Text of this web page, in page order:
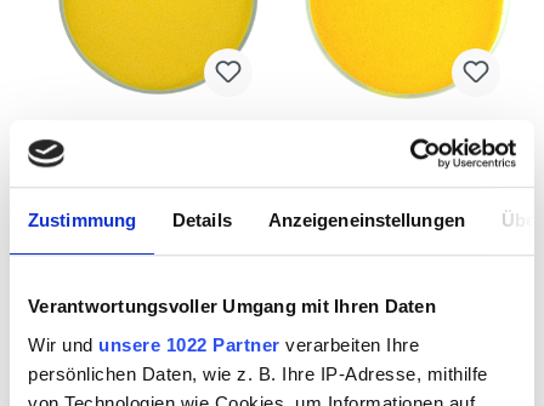
Zustimmung Details Anzeigeneinstellungen
Verantwortungsvoller Umgang mit Ihren Daten
Wir und unsere 1022 Partner verarbeiten Ihre
persönlichen Daten, wie z. B. Ihre IP-Adresse, mithilfe
THOMPSON